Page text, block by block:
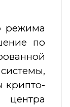
режима
по
крипто-
центра